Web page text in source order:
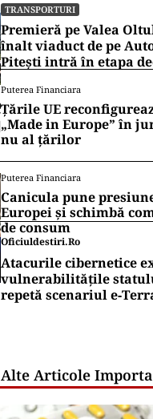
TRANSPORTURI
Premieră pe Valea
înalt viaduct de pe
Pitești intră în etapa
anunță unde s-a ajuns
(VIDEO)
Puterea Financiara
Țările UE
„Made in Europe” în
nu al țărilor
Puterea Financiara
Canicula pune
Europei și schimbă
de consum
Oficiuldestiri.ro
Atacurile cibernetice
vulnerabilitățile
repetă scenariul
Alte Articole